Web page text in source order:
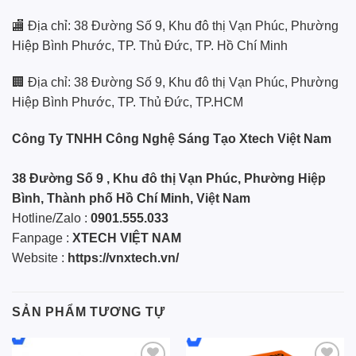
🏬 Địa chỉ: 38 Đường Số 9, Khu đô thị Vạn Phúc, Phường
Hiệp Bình Phước, TP. Thủ Đức, TP. Hồ Chí Minh
🏢 Địa chỉ: 38 Đường Số 9, Khu đô thị Vạn Phúc, Phường
Hiệp Bình Phước, TP. Thủ Đức, TP.HCM
Công Ty TNHH Công Nghệ Sáng Tạo Xtech Việt Nam
38 Đường Số 9 , Khu đô thị Vạn Phúc, Phường Hiệp
Bình, Thành phố Hồ Chí Minh, Việt Nam
Hotline/Zalo : 0901.555.033
Fanpage : XTECH VIỆT NAM
Website : https://vnxtech.vn/
SẢN PHẨM TƯƠNG TỰ